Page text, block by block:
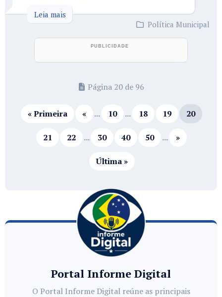
Leia mais
Política Municipal
Página 20 de 96
« Primeira « ... 10 ... 18 19 20
21 22 ... 30 40 50 ... »
Última »
Portal Informe Digital
O Portal Informe Digital reúne as principais